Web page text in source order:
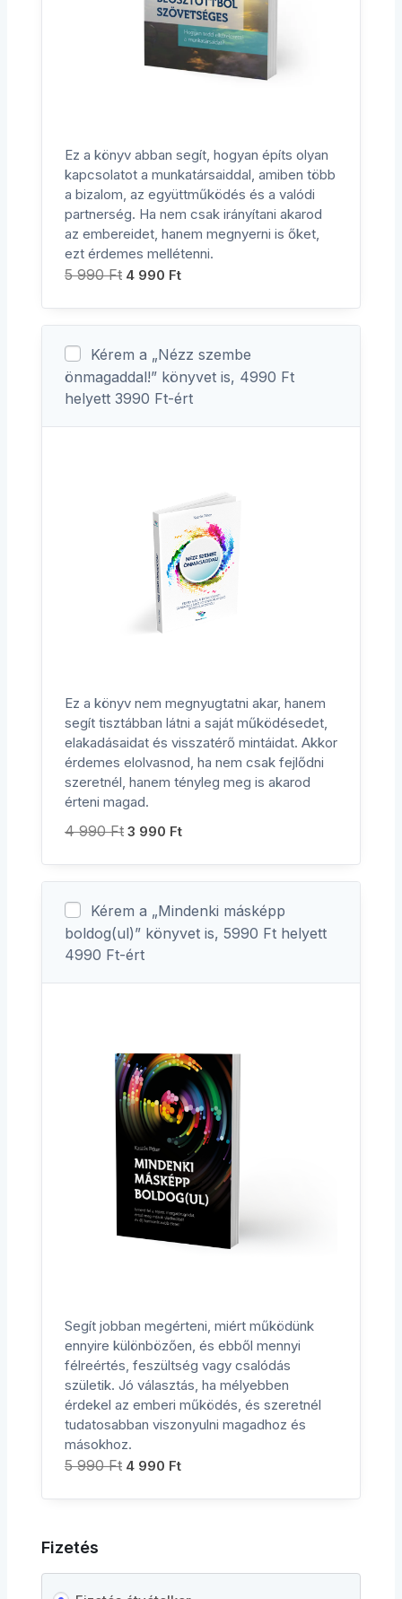
Ez a könyv abban segít, hogyan építs olyan
kapcsolatot a munkatársaiddal, amiben több
a bizalom, az együttműködés és a valódi
partnerség. Ha nem csak irányítani akarod
az embereidet, hanem megnyerni is őket,
ezt érdemes mellétenni.
5 990Ft 4 990 Ft
Kérem a „Nézz szembe
önmagaddal!” könyvet is, 4990 Ft
helyett 3990 Ft-ért
Ez a könyv nem megnyugtatni akar, hanem
segít tisztábban látni a saját működésedet,
elakadásaidat és visszatérő mintáidat. Akkor
érdemes elolvasnod, ha nem csak fejlődni
szeretnél, hanem tényleg meg is akarod
érteni magad.
4 990Ft 3 990 Ft
Kérem a „Mindenki másképp
boldog(ul)” könyvet is, 5990 Ft helyett
4990 Ft-ért
Segít jobban megérteni, miért működünk
ennyire különbözően, és ebből mennyi
félreértés, feszültség vagy csalódás
születik. Jó választás, ha mélyebben
érdekel az emberi működés, és szeretnél
tudatosabban viszonyulni magadhoz és
másokhoz.
5 990Ft 4 990 Ft
Fizetés